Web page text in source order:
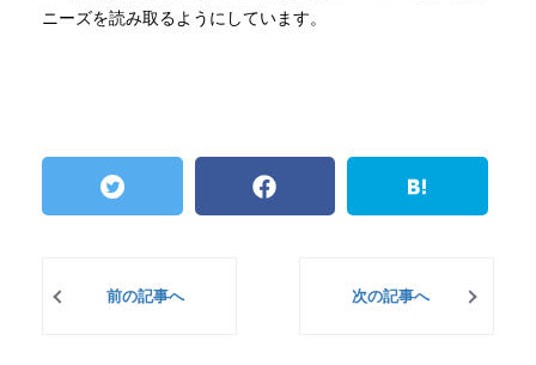
ニーズを読み取るようにしています。
前の記事へ 次の記事へ